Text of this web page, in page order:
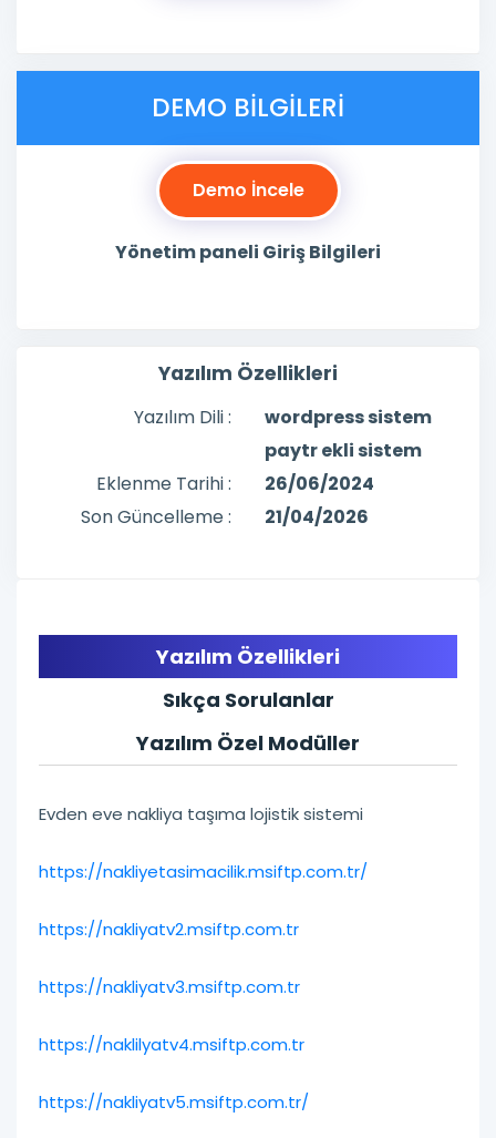
DEMO BILGILERI
Demo İncele
Yönetim paneli Giriş Bilgileri
Yazılım Özellikleri
Yazılım Dili :
wordpress sistem
paytr ekli sistem
Eklenme Tarihi :
26/06/2024
Son Güncelleme :
21/04/2026
Yazılım Özellikleri
Sıkça Sorulanlar
Yazılım Özel Modüller
Evden eve nakliya taşıma lojistik sistemi
https://nakliyetasimacilik.msiftp.com.tr/
https://nakliyatv2.msiftp.com.tr
https://nakliyatv3.msiftp.com.tr
https://naklilyatv4.msiftp.com.tr
https://nakliyatv5.msiftp.com.tr/